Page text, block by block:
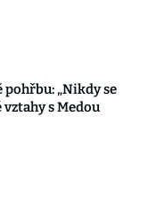
„Nikdy se
s Medou